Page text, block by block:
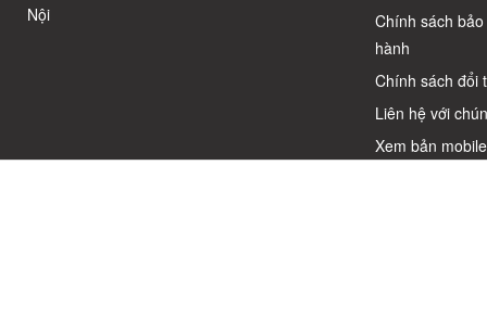
Nội
Chính sách bảo
hành
Chính sách đổi
Liên hệ với
Xem bản